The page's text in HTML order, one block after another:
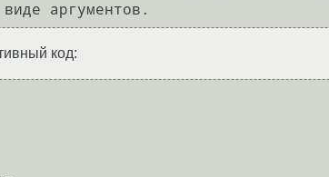
аргументов.
код: